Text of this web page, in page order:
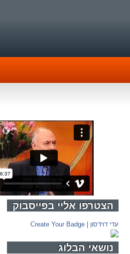
הצטרפו אליי בפייסבוק
עדי דוידסון|
Create Your Badge
נושאי הבלוג